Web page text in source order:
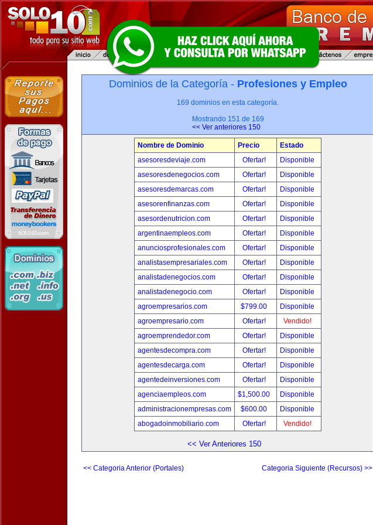
Dominios de la Categoría - Profesiones y Empleo
169 dominios en esta categoría.
Mostrando 151 de 169
<< Ver anteriores 150
Nombre de Dominio Precio
Estado
asesoresdeviaje.com
Ofertar!
Disponible
asesoresdenegocios.com
Ofertar!
Disponible
asesoresdemarcas.com
Ofertar!
Disponible
asesorenfinanzas.com
Ofertar!
Disponible
asesordenutricion.com
Ofertar!
Disponible
argentinaempleos.com
Ofertar!
Disponible
anunciosprofesionales.com
Ofertar!
Disponible
analistasempresariales.com
Ofertar!
Disponible
analistadenegocios.com
Ofertar!
Disponible
analistadenegocio.com
Ofertar!
Disponible
agroempresarios.com
$799.00
Disponible
agroempresario.com
Ofertar!
Vendido!
agroemprendedor.com
Ofertar!
Disponible
agentesdecompra.com
Ofertar!
Disponible
agentesdecarga.com
Ofertar!
Disponible
agentedeinversiones.com
Ofertar!
Disponible
agenciaempleos.com
$1,500.00
Disponible
administracionempresas.com
$600.00
Disponible
abogadoinmobiliario.com
Ofertar! Vendido!
<< Ver Anteriores 150
<< Categoria Anterior (Portales) Categoria Siguiente (Recursos) >>